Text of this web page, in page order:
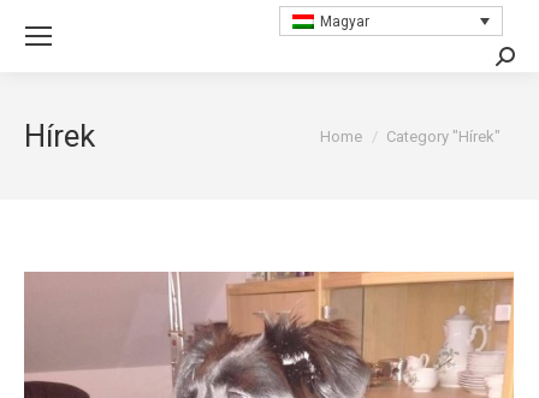
Magyar
Hírek You are here:
Home Category "Hírek"